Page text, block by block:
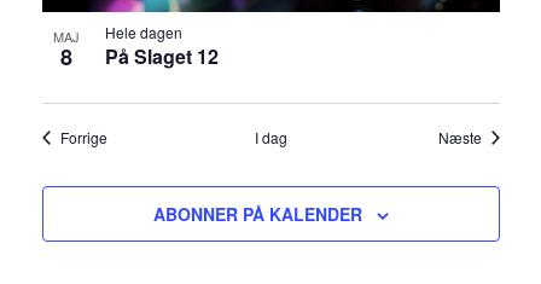
MAJ
8
Hele dagen
På Slaget 12
ForrigeBegivenheder I dag Næste
ABONNER PÅ KALENDER